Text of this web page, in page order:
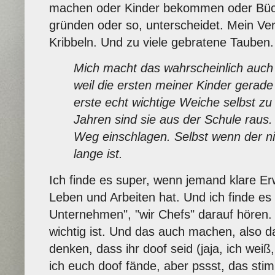
machen oder Kinder bekommen oder
gründen oder so, unterscheidet. Mein
Kribbeln. Und zu viele gebratene Tauben.
Mich macht das wahrscheinlich
weil die ersten meiner Kinder
erste echt wichtige Weiche selbst
Jahren sind sie aus der Schule
Weg einschlagen. Selbst wenn der
lange ist.
Ich finde es super, wenn jemand klare
Leben und Arbeiten hat. Und ich finde
Unternehmen", "wir Chefs" darauf
wichtig ist. Und das auch machen, also
denken, dass ihr doof seid (jaja, ich
ich euch doof fände, aber pssst, das